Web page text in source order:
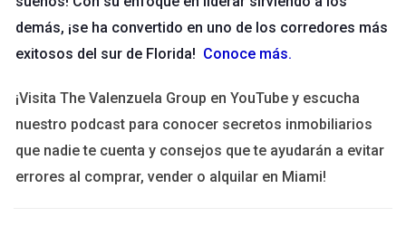
La cultura organizacional de The Valenzuela Group se basa en
valores sólidos que promueven la integridad, la colaboración,
interacciones internas, sino que también se traduce en el
servicio al cliente, creando relaciones duraderas y
significativas con los clientes. La transparencia y la
comunicación abierta son pilares en la estrategia de la
demás, ¡se ha convertido en uno de los corredores más
exitosos del sur de Florida! Conoce más.
¡Visita The Valenzuela Group en YouTube y escucha
nuestro podcast para conocer secretos inmobiliarios
que nadie te cuenta y consejos que te ayudarán a evitar
errores al comprar, vender o alquilar en Miami!